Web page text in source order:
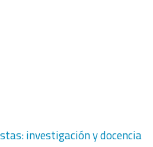
investigación y docencia